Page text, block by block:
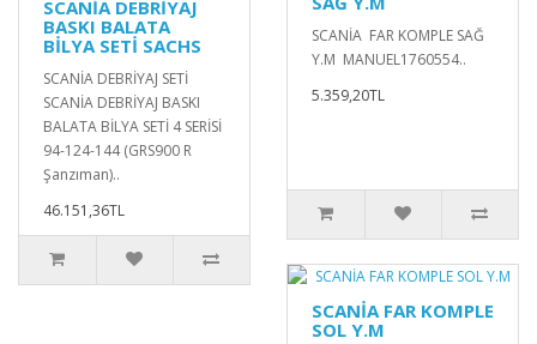
SCANİA DEBRİYAJ
BASKI BALATA
BİLYA SETİ SACHS
SCANİA DEBRİYAJ SETİ
SCANİA DEBRİYAJ BASKI
BALATA BİLYA SETİ 4 SERİSİ
94-124-144 (GRS900 R
Şanzıman)..
46.151,36TL
SCANİA FAR KOMPLE SAĞ
Y.M MANUEL1760554..
5.359,20TL
SCANİA FAR KOMPLE
SOL Y.M